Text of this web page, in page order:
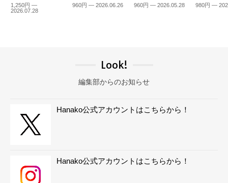
1,250円 —
2026.07.28
960円 — 2026.06.26 960円 — 2026.05.28 980円 —
Look!
編集部からのお知らせ
Hanako公式アカウントはこちらから！
Hanako公式アカウントはこちらから！